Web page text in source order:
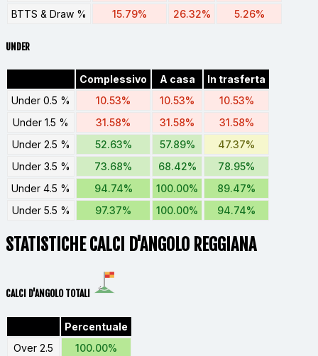
BTTS & Draw %
15.79% 26.32% 5.26%
UNDER
Complessivo A casa
In trasferta
Under 0.5 %
10.53% 10.53%
10.53%
Under 1.5 %
31.58% 31.58%
31.58%
Under 2.5 %
52.63% 57.89%
47.37%
Under 3.5 %
73.68% 68.42%
78.95%
Under 4.5 %
94.74% 100.00%
89.47%
Under 5.5 %
97.37% 100.00% 94.74%
STATISTICHE CALCI D'ANGOLO REGGIANA
CALCI D'ANGOLO TOTALI
Percentuale
Over 2.5
100.00%